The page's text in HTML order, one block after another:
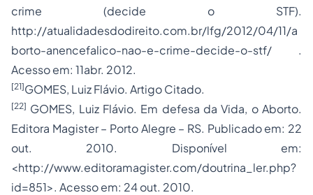
crime (decide o STF).
http://atualidadesdodireito.com.br/lfg/2012/04/11/a
borto-anencefalico-nao-e-crime-decide-o-stf/ .
Acesso em: 11abr. 2012.
[21]GOMES, Luiz Flávio. Artigo Citado.
[22] GOMES, Luiz Flávio. Em defesa da Vida, o Aborto.
Editora Magister – Porto Alegre – RS. Publicado em: 22
out. 2010. Disponível em:
<http://www.editoramagister.com/doutrina_ler.php?
id=851>. Acesso em: 24 out. 2010.